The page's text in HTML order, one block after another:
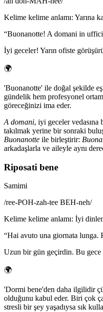
Kelime kelime anlamı: Yarına
“Buonanotte! A domani in
İyi geceler! Yarın ofiste
🌍
'Buonanotte' ile doğal şekilde
gündelik hem profesyonel
göreceğinizi ima eder.
A domani, iyi geceler vedasına
takılmak yerine bir sonraki
Buonanotte ile birleştirir:
arkadaşlarla ve aileyle aynı
Riposati bene
Samimi
/ree-POH-zah-tee BEH-neh/
Kelime kelime anlamı: İyi
“Hai avuto una giornata lunga.
Uzun bir gün geçirdin. Bu
🌍
'Dormi bene'den daha ilgilidir
olduğunu kabul eder. Biri çok
stresli bir şey yaşadıysa sık